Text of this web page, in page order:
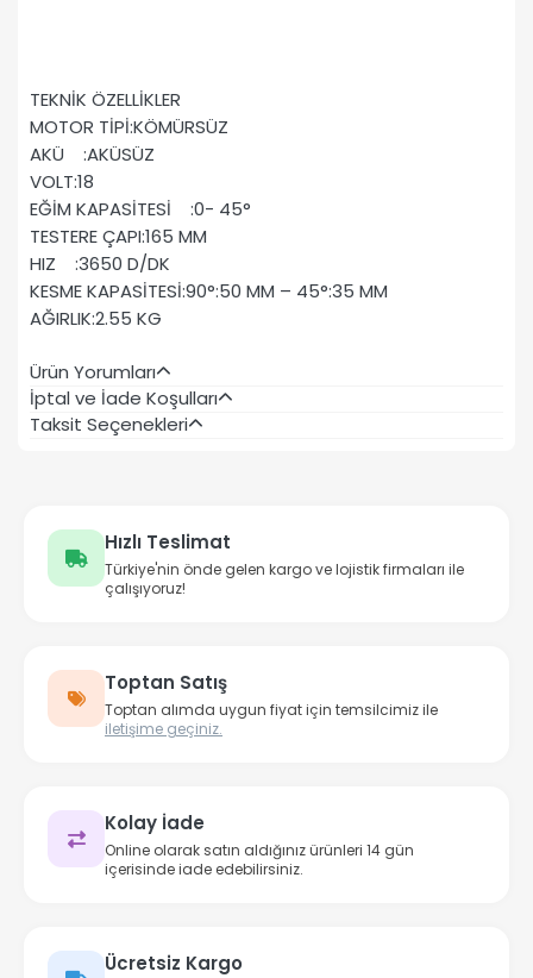
TEKNİK ÖZELLİKLER
MOTOR TİPİ:KÖMÜRSÜZ
AKÜ :AKÜSÜZ
VOLT:18
EĞİM KAPASİTESİ :0- 45°
TESTERE ÇAPI:165 MM
HIZ :3650 D/DK
KESME KAPASİTESİ:90°:50 MM – 45°:35 MM
AĞIRLIK:2.55 KG
Ürün Yorumları
İptal ve İade Koşulları
Taksit Seçenekleri
Hızlı Teslimat
Türkiye'nin önde gelen kargo ve lojistik firmaları ile
çalışıyoruz!
Toptan Satış
Toptan alımda uygun fiyat için temsilcimiz ile
iletişime geçiniz.
Kolay İade
Online olarak satın aldığınız ürünleri 14 gün
içerisinde iade edebilirsiniz.
Ücretsiz Kargo